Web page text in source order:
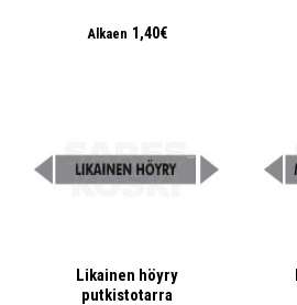
Alkaen 1,40€
Likainen höyry
putkistotarra